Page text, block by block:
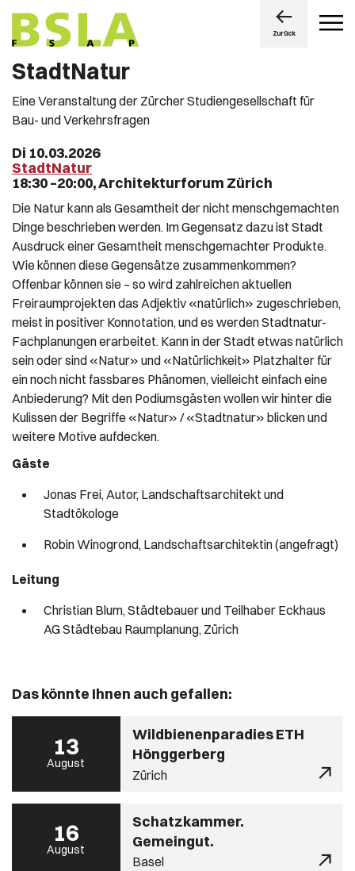
Zurück
StadtNatur
Eine Veranstaltung der Zürcher Studiengesellschaft für
Bau- und Verkehrsfragen
Di 10.03.2026
StadtNatur
18:30 –20:00, Architekturforum Zürich
Die Natur kann als Gesamtheit der nicht menschgemachten
Dinge beschrieben werden. Im Gegensatz dazu ist Stadt
Ausdruck einer Gesamtheit menschgemachter Produkte.
Wie können diese Gegensätze zusammenkommen?
Offenbar können sie – so wird zahlreichen aktuellen
Freiraumprojekten das Adjektiv «natürlich» zugeschrieben,
meist in positiver Konnotation, und es werden Stadtnatur-
Fachplanungen erarbeitet. Kann in der Stadt etwas natürlich
sein oder sind «Natur» und «Natürlichkeit» Platzhalter für
ein noch nicht fassbares Phänomen, vielleicht einfach eine
Anbiederung? Mit den Podiumsgästen wollen wir hinter die
Kulissen der Begriffe «Natur» / «Stadtnatur» blicken und
weitere Motive aufdecken.
Gäste
Jonas Frei, Autor, Landschaftsarchitekt und
Stadtökologe
Robin Winogrond, Landschaftsarchitektin (angefragt)
Leitung
Christian Blum, Städtebauer und Teilhaber Eckhaus
AG Städtebau Raumplanung, Zürich
Das könnte Ihnen auch gefallen:
13
August
Wildbienenparadies ETH
Hönggerberg
Zürich
16
August
Schatzkammer.
Gemeingut.
Basel